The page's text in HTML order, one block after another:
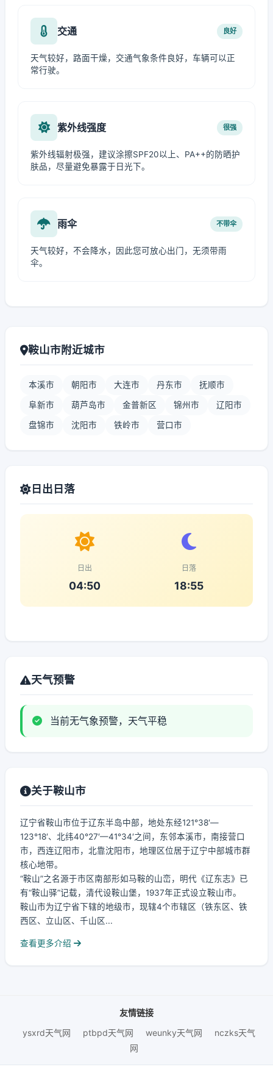
交通 良好
天气较好，路面干燥，交通气象条件良好，车辆可以正
常行驶。
紫外线强度 很强
紫外线辐射极强，建议涂擦SPF20以上、PA++的防晒护
肤品，尽量避免暴露于日光下。
雨伞 不带伞
天气较好，不会降水，因此您可放心出门，无须带雨
伞。
鞍山市附近城市
本溪市 朝阳市 大连市 丹东市 抚顺市
阜新市 葫芦岛市 金普新区 锦州市 辽阳市
盘锦市 沈阳市 铁岭市 营口市
日出日落
日出
04:50
日落
18:55
天气预警
当前无气象预警，天气平稳
关于鞍山市
辽宁省鞍山市位于辽东半岛中部，地处东经121°38′—
123°18′、北纬40°27′—41°34′之间，东邻本溪市，南接营口
市，西连辽阳市，北靠沈阳市，地理区位居于辽宁中部城市群
核心地带。
“鞍山”之名源于市区南部形如马鞍的山峦，明代《辽东志》已
有“鞍山驿”记载，清代设鞍山堡，1937年正式设立鞍山市。
鞍山市为辽宁省下辖的地级市，现辖4个市辖区（铁东区、铁
西区、立山区、千山区...
查看更多介绍
友情链接
ysxrd天气网
ptbpd天气网 weunky天气网
nczks天气
网